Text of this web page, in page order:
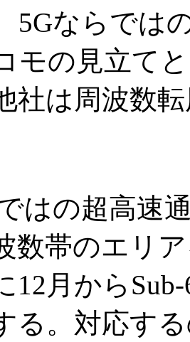
5Gならでは
モの見立て
社は周波数
はの超高速
数帯のエリ
12月から
る。対応す